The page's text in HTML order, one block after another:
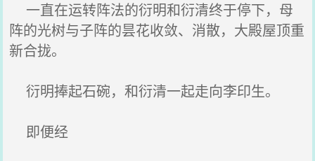
一直在运转阵法的衍明和衍清终于停下，母
阵的光树与子阵的昙花收敛、消散，大殿屋顶重
新合拢。
衍明捧起石碗，和衍清一起走向李印生。
即便经